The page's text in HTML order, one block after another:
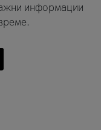
информации